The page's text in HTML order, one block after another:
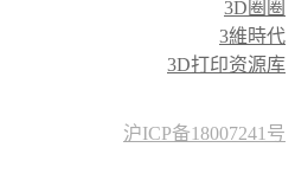
3D圈圈
3維時代
3D打印资源库
沪ICP备18007241号